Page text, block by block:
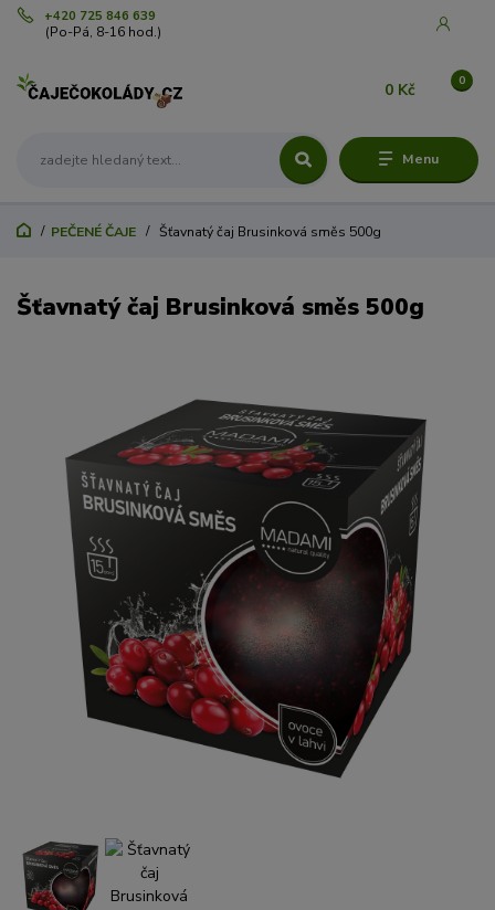
Menu
+420 725 846 639
(Po-Pá, 8-16 hod.)
0
0 Kč
PEČENÉ ČAJE Šťavnatý čaj Brusinková směs 500g
Šťavnatý čaj Brusinková směs 500g